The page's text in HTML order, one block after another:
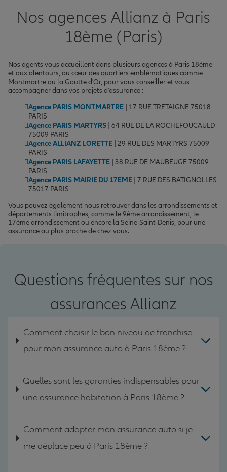
Nos agences Allianz à Paris
18ème (Paris)
Nos agents vous accueillent dans plusieurs agences à Paris 18ème
et aux alentours, au cœur des quartiers emblématiques comme
Montmartre ou la Goutte d'Or, pour vous conseiller et vous
accompagner dans vos projets d'assurance :
Agence PARIS MONTMARTRE | 17 RUE TRETAIGNE 75018
PARIS
Agence PARIS MARTYRS | 64 RUE DE LA ROCHEFOUCAULD
75009 PARIS
Agence ALLIANZ LORETTE | 29 RUE DES MARTYRS 75009
PARIS
Agence PARIS LAFAYETTE | 38 RUE DE MAUBEUGE 75009
PARIS
Agence PARIS MAIRIE DU 17EME | 7 RUE DES BATIGNOLLES
75017 PARIS
Vous pouvez également nous retrouver dans les arrondissements et
départements limitrophes, comme le 9ème arrondissement, le
17ème arrondissement ou encore la Seine-Saint-Denis, pour une
assurance au plus proche de chez vous.
Questions fréquentes sur nos
assurances Allianz
Comment choisir le bon niveau de franchise
pour mon assurance auto à Paris 18ème ?
Quelles sont les garanties indispensables pour
une assurance habitation à Paris 18ème ?
Comment adapter mon assurance auto si je
me déplace peu à Paris 18ème ?